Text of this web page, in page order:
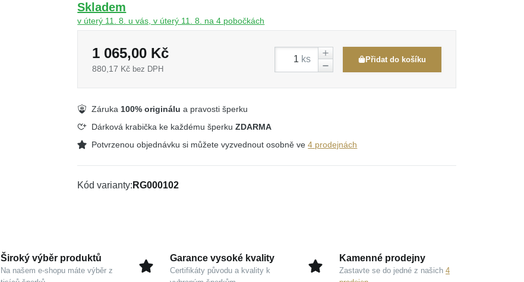
Skladem
v úterý 11. 8. u vás, v úterý 11. 8. na 4 pobočkách
1 065,00 Kč
880,17 Kč bez DPH
ks Přidat do košíku
Záruka 100% originálu a pravosti šperku
Dárková krabička ke každému šperkuZDARMA
Potvrzenou objednávku si můžete vyzvednout osobně ve4 prodejnách
Kód varianty RG000102
Široký výběr produktů
Na našem e-shopu máte výběr z
Garance vysoké kvality
Certifikáty původu a kvality k
Kamenné prodejny
Zastavte se do jedné z našich 4